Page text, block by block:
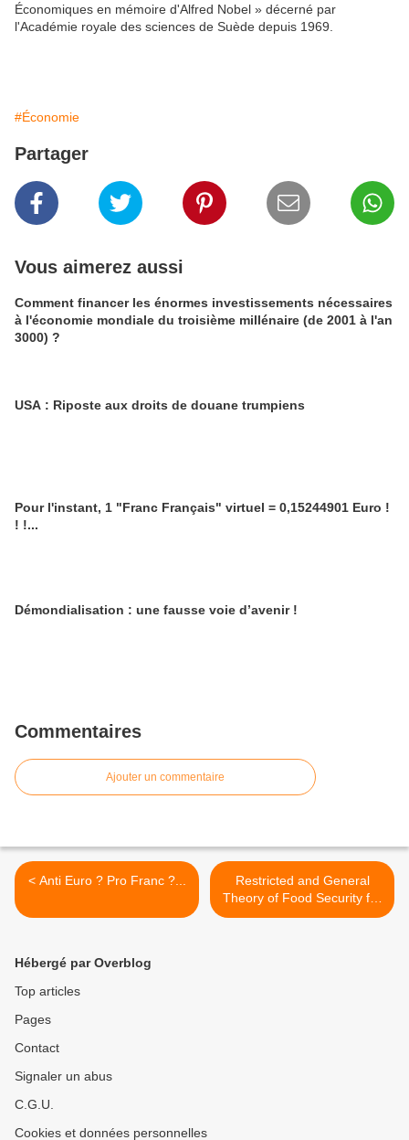
Économiques en mémoire d'Alfred Nobel » décerné par
l'Académie royale des sciences de Suède depuis 1969.
#Économie
Partager
Vous aimerez aussi
Comment financer les énormes investissements nécessaires
à l'économie mondiale du troisième millénaire (de 2001 à l'an
3000) ?
USA : Riposte aux droits de douane trumpiens
Pour l'instant, 1 "Franc Français" virtuel = 0,15244901 Euro !
! !...
Démondialisation : une fausse voie d’avenir !
Commentaires
Ajouter un commentaire
< Anti Euro ? Pro Franc ?...
Restricted and General
Theory of Food Security for
Food Crops in Developing
Hébergé par Overblog
Top articles
Pages
Contact
Signaler un abus
C.G.U.
Cookies et données personnelles